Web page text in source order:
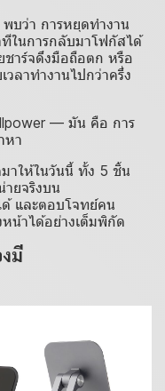
บว่า การหยุดทำงาน
ทีในการกลับมาโฟกัสได้
ชาร์จดึงมือถือตก หรือ
ลาทำงานไปกว่าครึ่ง
— มัน คือ การ
หา
าให้ในวันนี้ ทั้ง 5 ชิ้น
ยจริงบน
ด้ และตอบโจทย์คน
น้าได้อย่างเต็มพิกัด
มี